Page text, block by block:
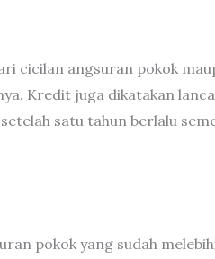
cicilan angsuran pokok
Kredit juga dikatakan
satu tahun berlalu
pokok yang sudah